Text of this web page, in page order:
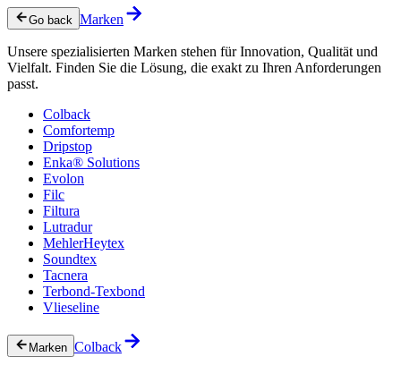
Go back Marken
Unsere spezialisierten Marken stehen für Innovation, Qualität und
Vielfalt. Finden Sie die Lösung, die exakt zu Ihren Anforderungen
passt.
Colback
Comfortemp
Dripstop
Enka® Solutions
Evolon
Filc
Filtura
Lutradur
MehlerHeytex
Soundtex
Tacnera
Terbond-Texbond
Vlieseline
Marken Colback